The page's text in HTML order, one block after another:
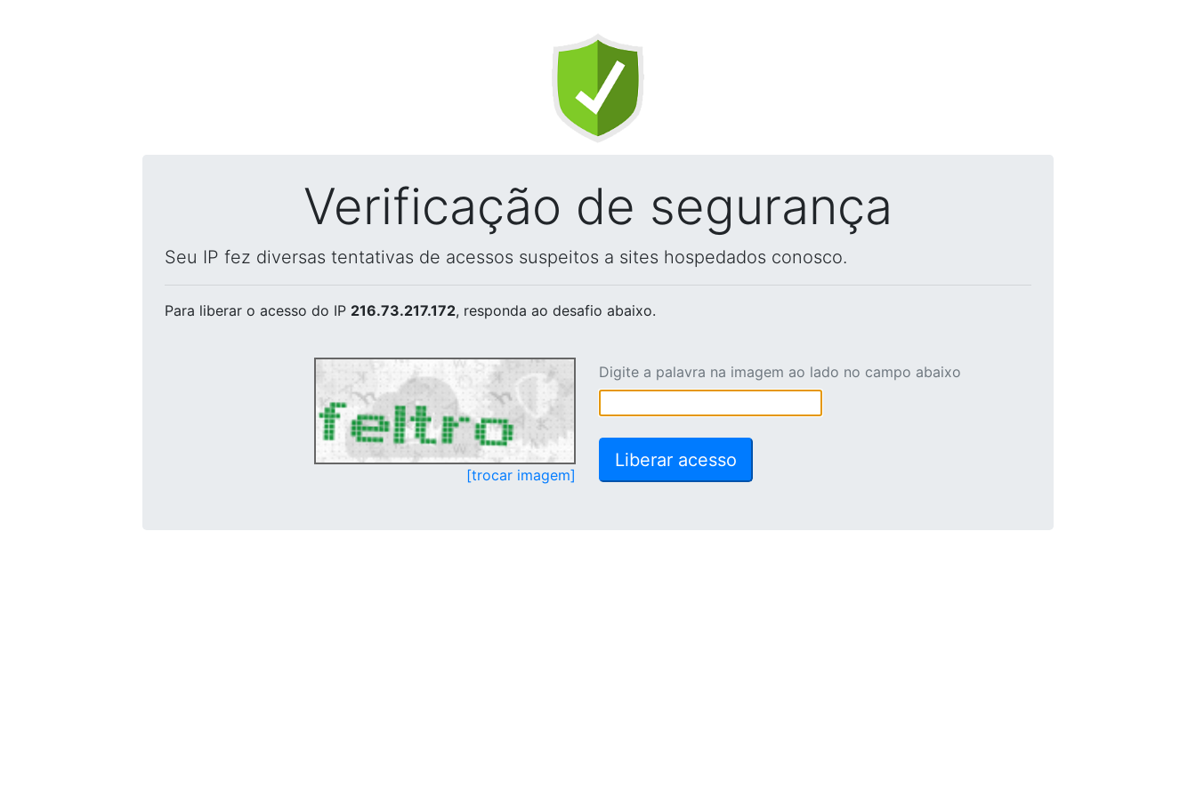
Verificação de segurança
Seu IP fez diversas tentativas de acessos suspeitos a sites hospedados conosco.
Para liberar o acesso do IP 216.73.217.172, responda ao desafio abaixo.
[trocar imagem]
Digite a palavra na imagem ao lado no campo abaixo